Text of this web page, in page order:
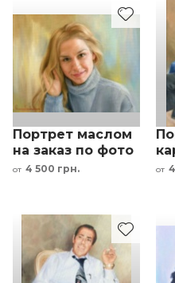
Портрет маслом
на заказ по фото
- женщина
от 4 500 грн. от